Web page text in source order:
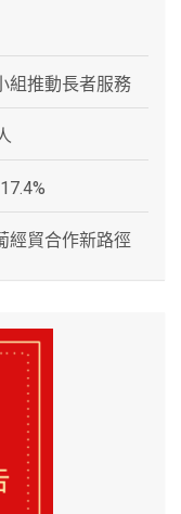
組推動長者服務
經貿合作新路徑